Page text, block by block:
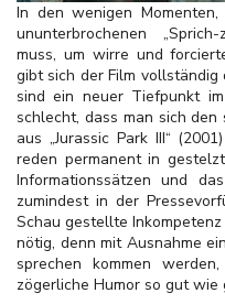
In den wenigen
ununterbrochenen
muss, um wirre und
gibt sich der Film vollständig
sind ein neuer Tiefpunkt
schlecht, dass man sich den
aus „Jurassic Park III“
reden permanent in
Informationssätzen und
zumindest in der
Schau gestellte
nötig, denn mit Ausnahme
sprechen kommen
zögerliche Humor so gut wie